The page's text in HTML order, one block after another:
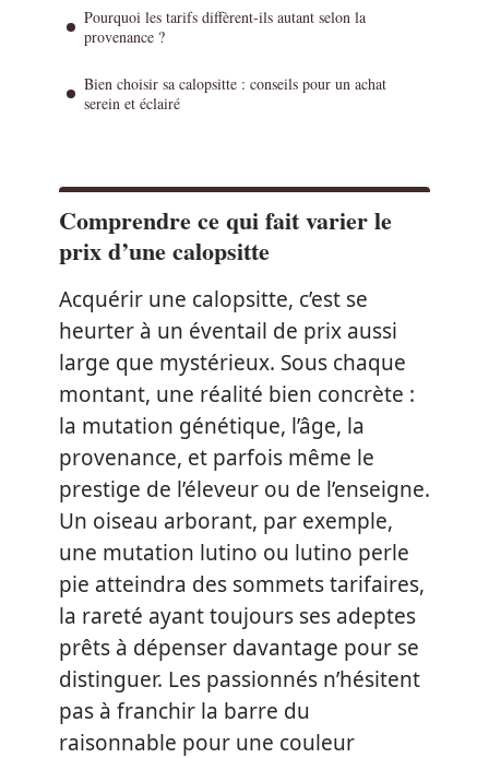
Pourquoi les tarifs diffèrent-ils autant selon la
provenance ?
Bien choisir sa calopsitte : conseils pour un achat
serein et éclairé
Comprendre ce qui fait varier le
prix d’une calopsitte
Acquérir une calopsitte, c’est se
heurter à un éventail de prix aussi
large que mystérieux. Sous chaque
montant, une réalité bien concrète :
la mutation génétique, l’âge, la
provenance, et parfois même le
prestige de l’éleveur ou de l’enseigne.
Un oiseau arborant, par exemple,
une mutation lutino ou lutino perle
pie atteindra des sommets tarifaires,
la rareté ayant toujours ses adeptes
prêts à dépenser davantage pour se
distinguer. Les passionnés n’hésitent
pas à franchir la barre du
raisonnable pour une couleur